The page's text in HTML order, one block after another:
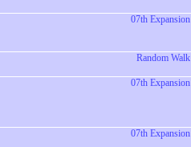
07th Expansion
Random Walk
07th Expansion
07th Expansion